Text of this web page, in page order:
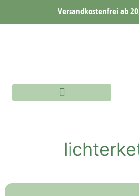
Versandkostenfrei ab